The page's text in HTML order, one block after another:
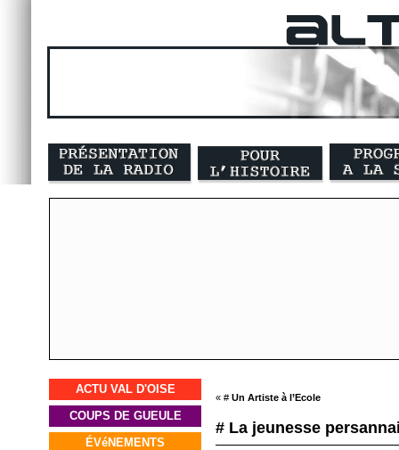
ACTU VAL D'OISE
COUPS DE GUEULE
ÉVéNEMENTS
« # Un Artiste à l’Ecole
# La jeunesse